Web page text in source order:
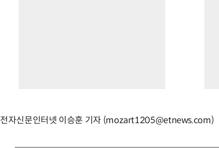
전자신문인터넷 이승훈 기자 (mozart1205@etnews.com)